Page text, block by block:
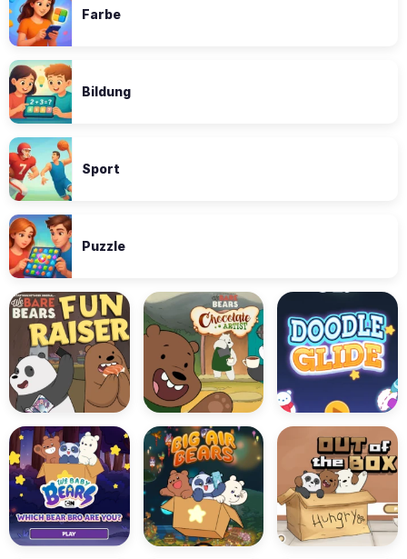
Farbe
Bildung
Sport
Puzzle